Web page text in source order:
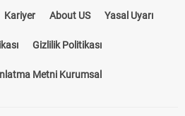
Kariyer About US Yasal Uyarı
Gizlilik Politikası
Metni Kurumsal